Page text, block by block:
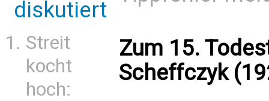
diskutiert
Streit
kocht
hoch:
Zum 15.
Scheffczyk